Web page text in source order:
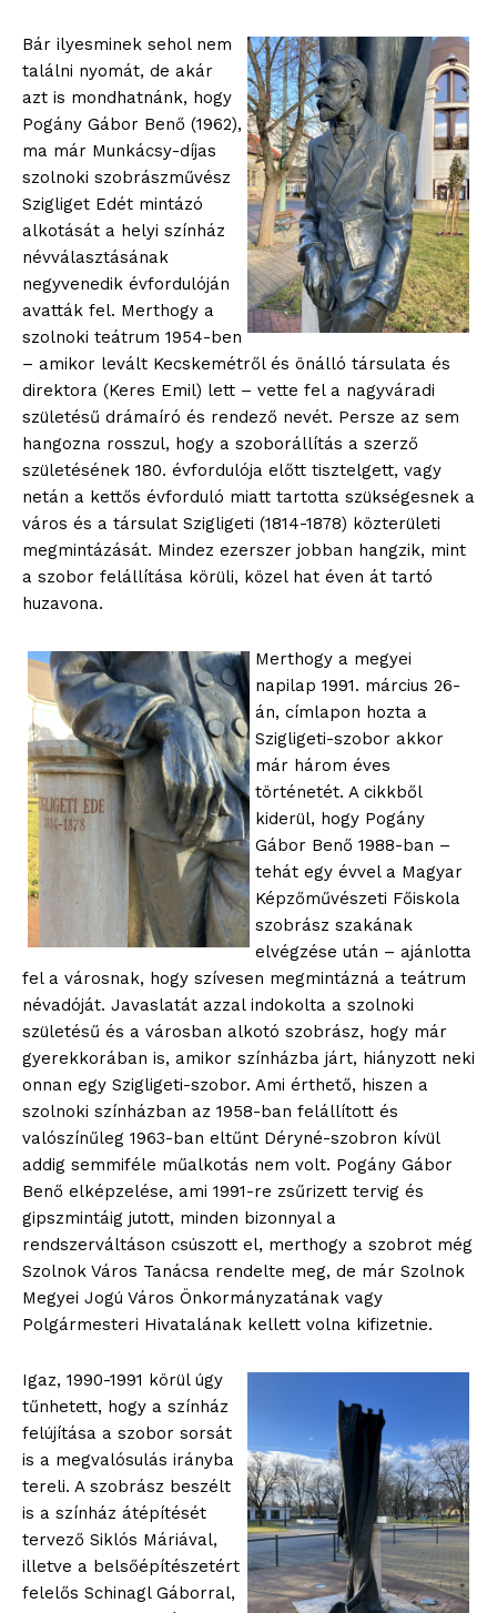
Bár ilyesminek sehol nem
találni nyomát, de akár
azt is mondhatnánk, hogy
Pogány Gábor Benő (1962),
ma már Munkácsy-díjas
szolnoki szobrászművész
Szigliget Edét mintázó
alkotását a helyi színház
névválasztásának
negyvenedik évfordulóján
avatták fel. Merthogy a
szolnoki teátrum 1954-ben
– amikor levált Kecskemétről és önálló társulata és
direktora (Keres Emil) lett – vette fel a nagyváradi
születésű drámaíró és rendező nevét. Persze az sem
hangozna rosszul, hogy a szoborállítás a szerző
születésének 180. évfordulója előtt tisztelgett, vagy
netán a kettős évforduló miatt tartotta szükségesnek a
város és a társulat Szigligeti (1814-1878) közterületi
megmintázását. Mindez ezerszer jobban hangzik, mint
a szobor felállítása körüli, közel hat éven át tartó
huzavona.
Merthogy a megyei
napilap 1991. március 26-
án, címlapon hozta a
Szigligeti-szobor akkor
már három éves
történetét. A cikkből
kiderül, hogy Pogány
Gábor Benő 1988-ban –
tehát egy évvel a Magyar
Képzőművészeti Főiskola
szobrász szakának
elvégzése után – ajánlotta
fel a városnak, hogy szívesen megmintázná a teátrum
névadóját. Javaslatát azzal indokolta a szolnoki
születésű és a városban alkotó szobrász, hogy már
gyerekkorában is, amikor színházba járt, hiányzott neki
onnan egy Szigligeti-szobor. Ami érthető, hiszen a
szolnoki színházban az 1958-ban felállított és
valószínűleg 1963-ban eltűnt Déryné-szobron kívül
addig semmiféle műalkotás nem volt. Pogány Gábor
Benő elképzelése, ami 1991-re zsűrizett tervig és
gipszmintáig jutott, minden bizonnyal a
rendszerváltáson csúszott el, merthogy a szobrot még
Szolnok Város Tanácsa rendelte meg, de már Szolnok
Megyei Jogú Város Önkormányzatának vagy
Polgármesteri Hivatalának kellett volna kifizetnie.
Igaz, 1990-1991 körül úgy
tűnhetett, hogy a színház
felújítása a szobor sorsát
is a megvalósulás irányba
tereli. A szobrász beszélt
is a színház átépítését
tervező Siklós Máriával,
illetve a belsőépítészetért
felelős Schinagl Gáborral,